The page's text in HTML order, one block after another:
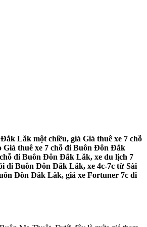
Lăk một chiều, giá Giá thuê xe 7 chỗ
thuê xe 7 chỗ đi Buôn Đôn Đắk
đi Buôn Đôn Đắk Lăk, xe du lịch 7
đi Buôn Đôn Đắk Lăk, xe 4c-7c từ Sài
Đôn Đắk Lăk, giá xe Fortuner 7c đi